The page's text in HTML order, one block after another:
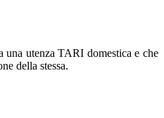
utenza TARI domestica e che
della stessa.